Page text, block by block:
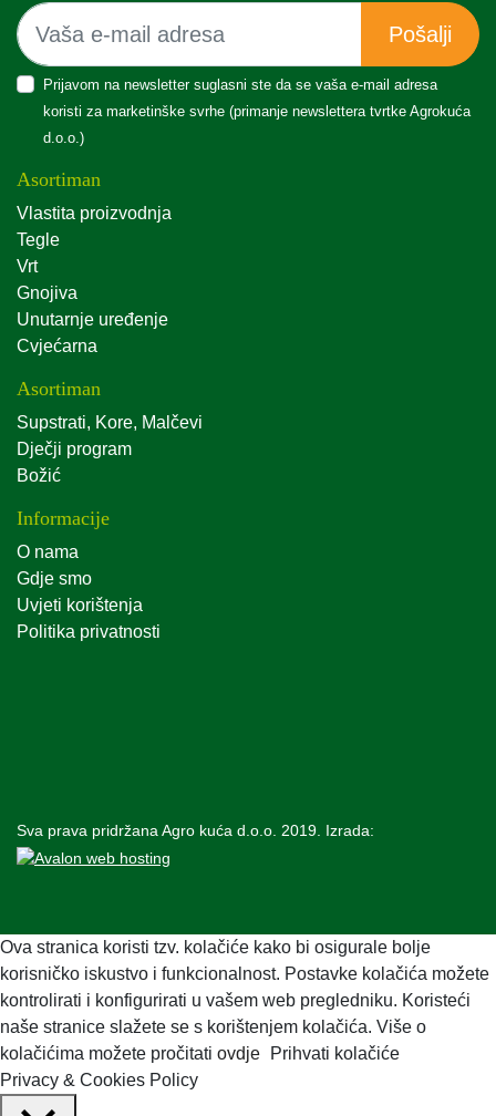
Pošalji
Prijavom na newsletter suglasni ste da se vaša e-mail adresa
koristi za marketinške svrhe (primanje newslettera tvrtke Agrokuća
d.o.o.)
Asortiman
Vlastita proizvodnja
Tegle
Vrt
Gnojiva
Unutarnje uređenje
Cvjećarna
Asortiman
Supstrati, Kore, Malčevi
Dječji program
Božić
Informacije
O nama
Gdje smo
Uvjeti korištenja
Politika privatnosti
Sva prava pridržana Agro kuća d.o.o. 2019. Izrada:
Ova stranica koristi tzv. kolačiće kako bi osigurale bolje
korisničko iskustvo i funkcionalnost. Postavke kolačića možete
kontrolirati i konfigurirati u vašem web pregledniku. Koristeći
naše stranice slažete se s korištenjem kolačića. Više o
kolačićima možete pročitati ovdje
Prihvati kolačiće
Privacy & Cookies Policy